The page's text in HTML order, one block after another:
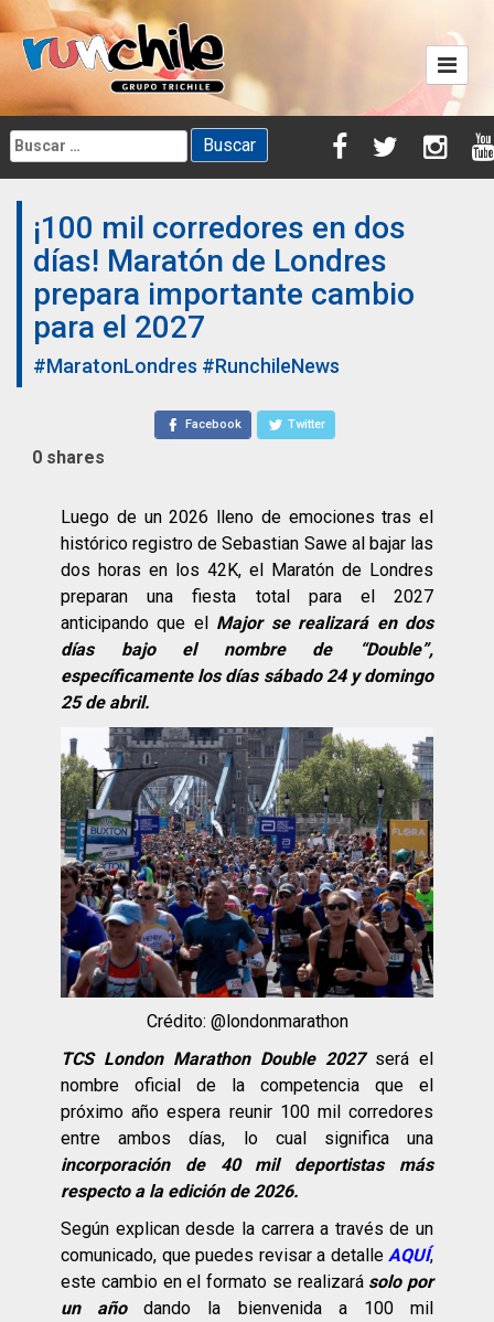
Skip
to
content
Buscar:
¡100 mil corredores en dos
días! Maratón de Londres
prepara importante cambio
para el 2027
#MaratonLondres #RunchileNews
Facebook Twitter
0 shares
Luego de un 2026 lleno de emociones tras el
histórico registro de Sebastian Sawe al bajar las
dos horas en los 42K, el Maratón de Londres
preparan una fiesta total para el 2027
anticipando que el Major se realizará en dos
días bajo el nombre de “Double”,
específicamente los días sábado 24 y domingo
25 de abril.
Crédito: @londonmarathon
TCS London Marathon Double 2027será el
nombre oficial de la competencia que el
próximo año espera reunir 100 mil corredores
entre ambos días, lo cual significa una
incorporación de 40 mil deportistas más
respecto a la edición de 2026.
Según explican desde la carrera a través de un
comunicado, que puedes revisar a detalle AQUÍ,
este cambio en el formato se realizará solo por
un añodando la bienvenida a 100 mil